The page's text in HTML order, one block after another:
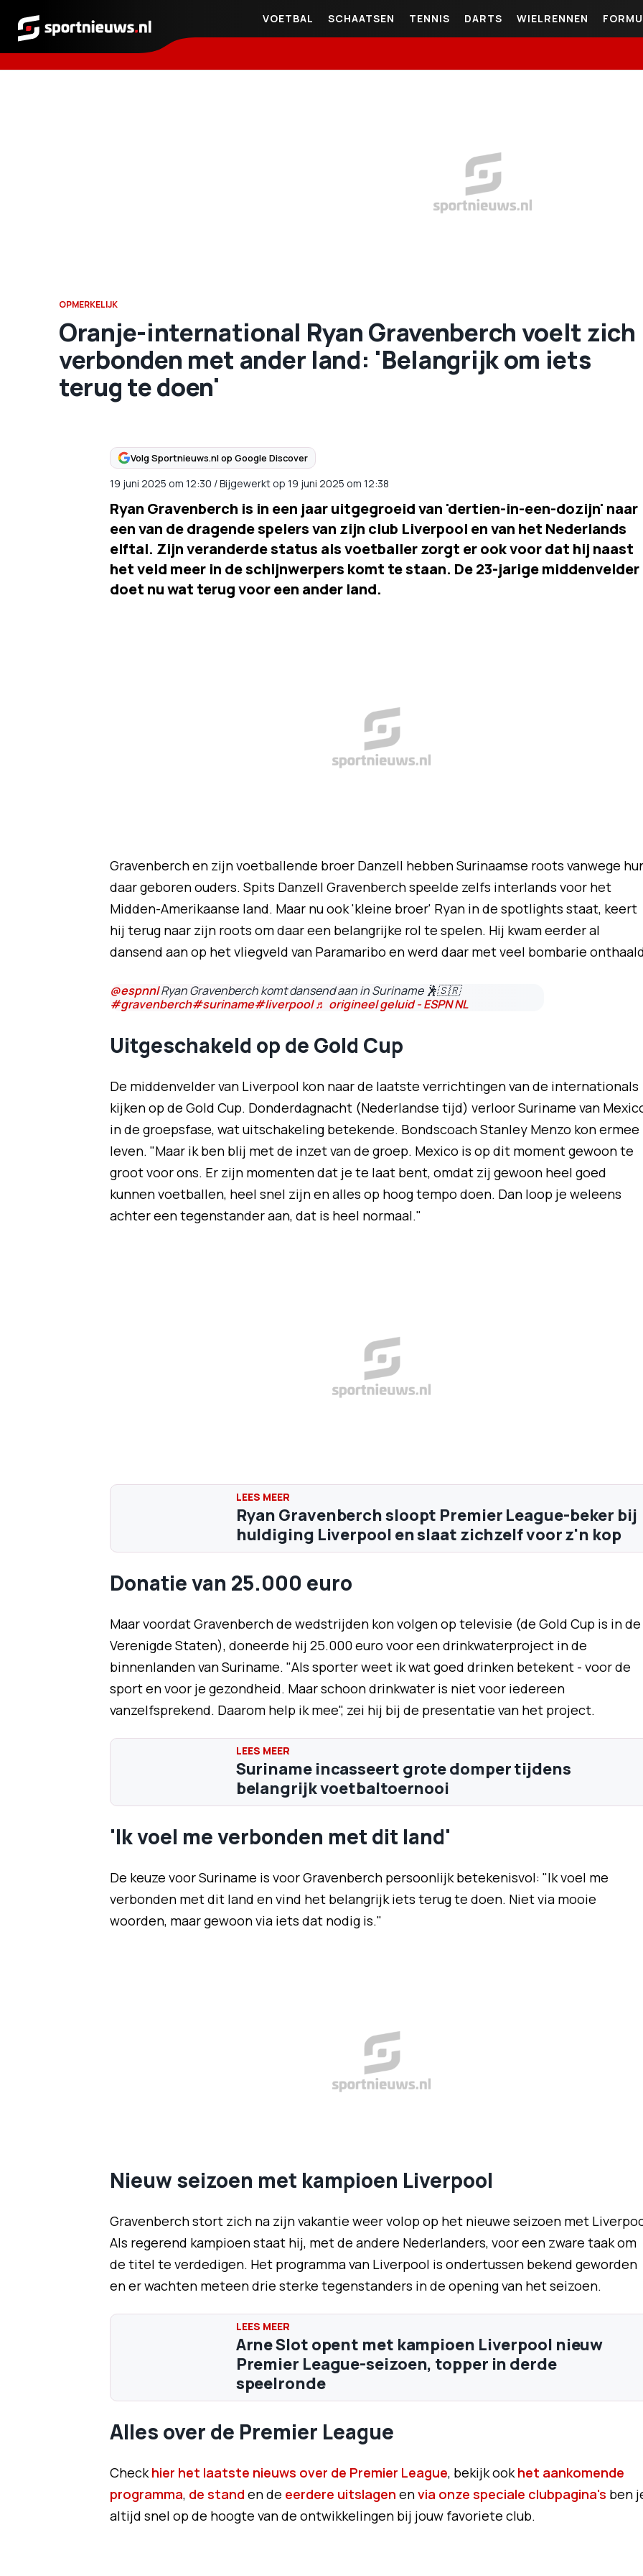
Sportnieuws.nl
VOETBAL SCHAATSEN TENNIS DARTS WIELRENNEN
OPMERKELIJK
Oranje-international Ryan Gravenberch voelt zich
verbonden met ander land: 'Belangrijk om iets
terug te doen'
Volg Sportnieuws.nl op Google Discover
19 juni 2025 om 12:30 /Bijgewerkt op 19 juni 2025 om 12:38
Ryan Gravenberch is in een jaar uitgegroeid van 'dertien-in-een-dozijn' naar
een van de dragende spelers van zijn club Liverpool en van het Nederlands
elftal. Zijn veranderde status als voetballer zorgt er ook voor dat hij naast
het veld meer in de schijnwerpers komt te staan. De 23-jarige middenvelder
doet nu wat terug voor een ander land.
Gravenberch en zijn voetballende broer Danzell hebben Surinaamse roots vanwege
daar geboren ouders. Spits Danzell Gravenberch speelde zelfs interlands voor het
Midden-Amerikaanse land. Maar nu ook 'kleine broer' Ryan in de spotlights staat, keert
hij terug naar zijn roots om daar een belangrijke rol te spelen. Hij kwam eerder al
dansend aan op het vliegveld van Paramaribo en werd daar met veel bombarie
@espnnlRyan Gravenberch komt dansend aan in Suriname 🕺🇸🇷
#gravenberch#suriname#liverpool ♬ origineel geluid - ESPN NL
Uitgeschakeld op de Gold Cup
De middenvelder van Liverpool kon naar de laatste verrichtingen van de internationals
kijken op de Gold Cup. Donderdagnacht (Nederlandse tijd) verloor Suriname van
in de groepsfase, wat uitschakeling betekende. Bondscoach Stanley Menzo kon ermee
leven. "Maar ik ben blij met de inzet van de groep. Mexico is op dit moment gewoon te
groot voor ons. Er zijn momenten dat je te laat bent, omdat zij gewoon heel goed
kunnen voetballen, heel snel zijn en alles op hoog tempo doen. Dan loop je weleens
achter een tegenstander aan, dat is heel normaal."
Ryan Gravenberch sloopt Premier League-beker bij
huldiging Liverpool en slaat zichzelf voor z'n kop
Donatie van 25.000 euro
Maar voordat Gravenberch de wedstrijden kon volgen op televisie (de Gold Cup is in de
Verenigde Staten), doneerde hij 25.000 euro voor een drinkwaterproject in de
binnenlanden van Suriname. "Als sporter weet ik wat goed drinken betekent - voor de
sport en voor je gezondheid. Maar schoon drinkwater is niet voor iedereen
vanzelfsprekend. Daarom help ik mee", zei hij bij de presentatie van het project.
Suriname incasseert grote domper tijdens
belangrijk voetbaltoernooi
'Ik voel me verbonden met dit land'
De keuze voor Suriname is voor Gravenberch persoonlijk betekenisvol: "Ik voel me
verbonden met dit land en vind het belangrijk iets terug te doen. Niet via mooie
woorden, maar gewoon via iets dat nodig is."
Nieuw seizoen met kampioen Liverpool
Gravenberch stort zich na zijn vakantie weer volop op het nieuwe seizoen met
Als regerend kampioen staat hij, met de andere Nederlanders, voor een zware taak om
de titel te verdedigen. Het programma van Liverpool is ondertussen bekend geworden
en er wachten meteen drie sterke tegenstanders in de opening van het seizoen.
Arne Slot opent met kampioen Liverpool nieuw
Premier League-seizoen, topper in derde
speelronde
Alles over de Premier League
Checkhier het laatste nieuws over de Premier League, bekijk ookhet aankomende
programma, de stand en de eerdere uitslagen envia onze speciale clubpagina's ben
altijd snel op de hoogte van de ontwikkelingen bij jouw favoriete club.